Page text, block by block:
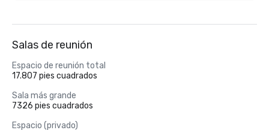
Salas de reunión
Espacio de reunión total
17.807 pies cuadrados
Sala más grande
7326 pies cuadrados
Espacio (privado)